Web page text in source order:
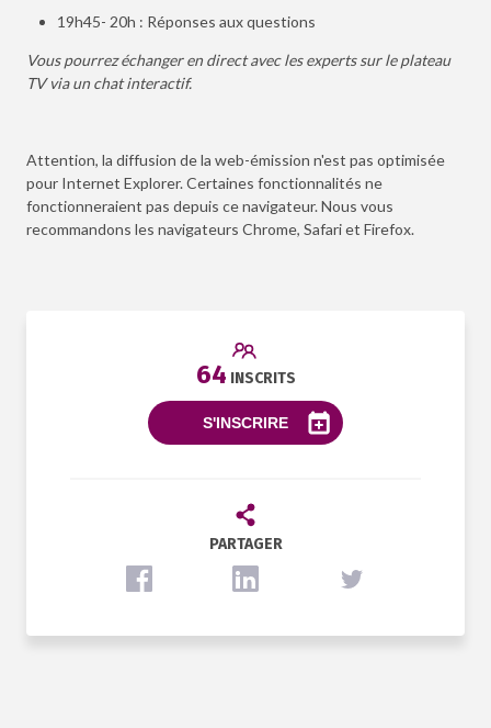
19h45- 20h : Réponses aux questions
Vous pourrez échanger en direct avec les experts sur le plateau
TV via un chat interactif.
Attention, la diffusion de la web-émission n'est pas optimisée
pour Internet Explorer. Certaines fonctionnalités ne
fonctionneraient pas depuis ce navigateur. Nous vous
recommandons les navigateurs Chrome, Safari et Firefox.
64 INSCRITS
S'INSCRIRE
PARTAGER